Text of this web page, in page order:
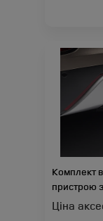
Комплект
пристрою
Velar L560
Ціна